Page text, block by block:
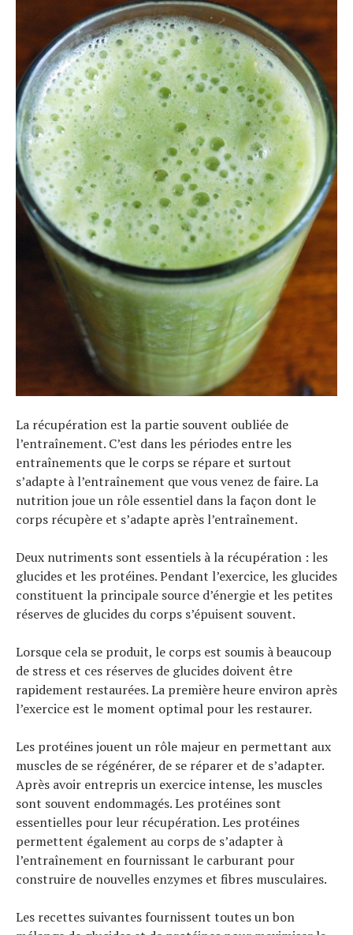
La récupération est la partie souvent oubliée de
l’entraînement. C’est dans les périodes entre les
entraînements que le corps se répare et surtout
s’adapte à l’entraînement que vous venez de faire. La
nutrition joue un rôle essentiel dans la façon dont le
corps récupère et s’adapte après l’entraînement.
Deux nutriments sont essentiels à la récupération : les
glucides et les protéines. Pendant l’exercice, les glucides
constituent la principale source d’énergie et les petites
réserves de glucides du corps s’épuisent souvent.
Lorsque cela se produit, le corps est soumis à beaucoup
de stress et ces réserves de glucides doivent être
rapidement restaurées. La première heure environ après
l’exercice est le moment optimal pour les restaurer.
Les protéines jouent un rôle majeur en permettant aux
muscles de se régénérer, de se réparer et de s’adapter.
Après avoir entrepris un exercice intense, les muscles
sont souvent endommagés. Les protéines sont
essentielles pour leur récupération. Les protéines
permettent également au corps de s’adapter à
l’entraînement en fournissant le carburant pour
construire de nouvelles enzymes et fibres musculaires.
Les recettes suivantes fournissent toutes un bon
Technologies
Tests de produits
Tendances
Tous nos articles